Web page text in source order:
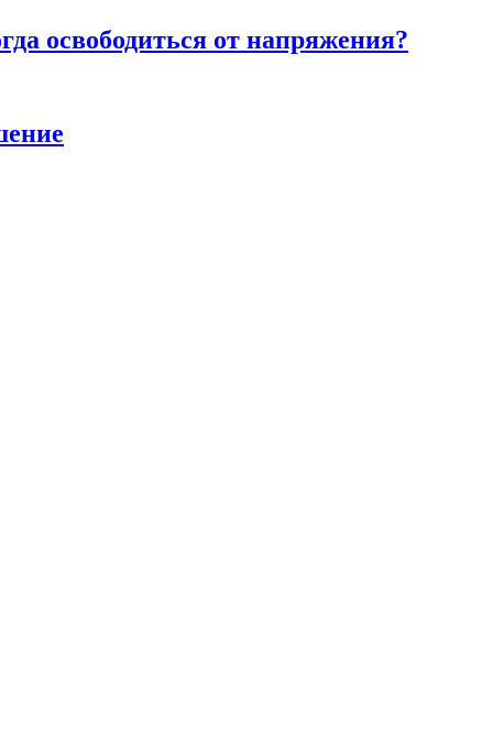
освободиться от напряжения?